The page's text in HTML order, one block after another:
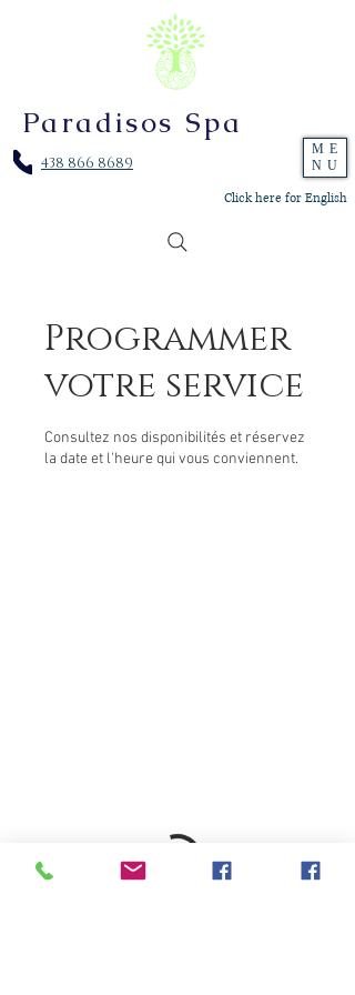
Click here for English
Paradisos Spa
438 866 8689
ME
NU
Programmer
votre service
Consultez nos disponibilités et réservez
la date et l'heure qui vous conviennent.